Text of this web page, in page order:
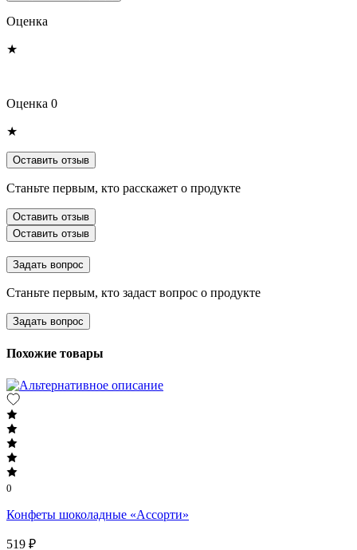
Оценка
★
Оценка 0
★
Оставить отзыв
Станьте первым, кто расскажет о продукте
Оставить отзыв
Оставить отзыв
Задать вопрос
Станьте первым, кто задаст вопрос о продукте
Задать вопрос
Похожие товары
0
Конфеты шоколадные «Ассорти»
519 ₽